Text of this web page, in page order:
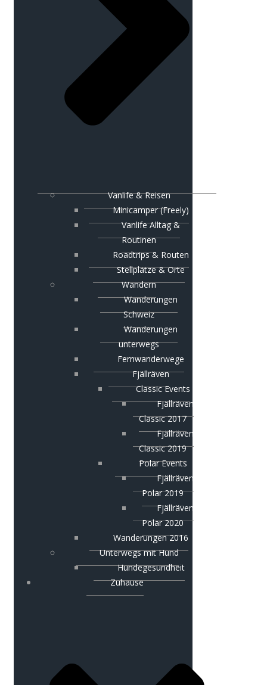
Vanlife & Reisen
Minicamper (Freely)
Vanlife Alltag &
Routinen
Roadtrips & Routen
Stellplätze & Orte
Wandern
Wanderungen
Schweiz
Wanderungen
unterwegs
Fernwanderwege
Fjällräven
Classic Events
Fjällräven
Classic 2017
Fjällräven
Classic 2019
Polar Events
Fjällräven
Polar 2019
Fjällräven
Polar 2020
Wanderungen 2016
Unterwegs mit Hund
Hundegesundheit
Zuhause